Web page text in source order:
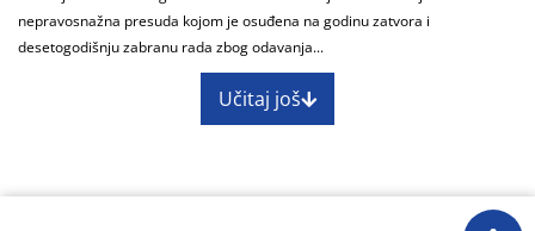
nepravosnažna presuda kojom je osuđena na godinu zatvora i
desetogodišnju zabranu rada zbog odavanja...
Učitaj još